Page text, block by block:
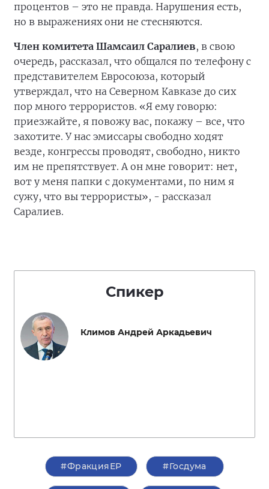
процентов – это не правда. Нарушения есть,
но в выражениях они не стесняются.
Член комитета Шамсаил Саралиев, в свою
очередь, рассказал, что общался по телефону с
представителем Евросоюза, который
утверждал, что на Северном Кавказе до сих
пор много террористов. «Я ему говорю:
приезжайте, я повожу вас, покажу – все, что
захотите. У нас эмиссары свободно ходят
везде, конгрессы проводят, свободно, никто
им не препятствует. А он мне говорит: нет,
вот у меня папки с документами, по ним я
сужу, что вы террористы», - рассказал
Саралиев.
Спикер
Климов Андрей Аркадьевич
#ФракцияЕР #Госдума